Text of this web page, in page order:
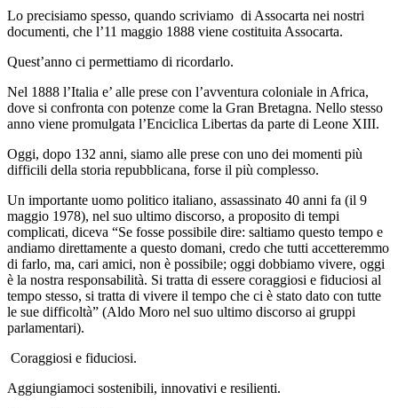
Lo precisiamo spesso, quando scriviamo di Assocarta nei nostri
documenti, che l’11 maggio 1888 viene costituita Assocarta.
Quest’anno ci permettiamo di ricordarlo.
Nel 1888 l’Italia e’ alle prese con l’avventura coloniale in Africa,
dove si confronta con potenze come la Gran Bretagna. Nello stesso
anno viene promulgata l’Enciclica Libertas da parte di Leone XIII.
Oggi, dopo 132 anni, siamo alle prese con uno dei momenti più
difficili della storia repubblicana, forse il più complesso.
Un importante uomo politico italiano, assassinato 40 anni fa (il 9
maggio 1978), nel suo ultimo discorso, a proposito di tempi
complicati, diceva “Se fosse possibile dire: saltiamo questo tempo e
andiamo direttamente a questo domani, credo che tutti accetteremmo
di farlo, ma, cari amici, non è possibile; oggi dobbiamo vivere, oggi
è la nostra responsabilità. Si tratta di essere coraggiosi e fiduciosi al
tempo stesso, si tratta di vivere il tempo che ci è stato dato con tutte
le sue difficoltà” (Aldo Moro nel suo ultimo discorso ai gruppi
parlamentari).
Coraggiosi e fiduciosi.
Aggiungiamoci sostenibili, innovativi e resilienti.